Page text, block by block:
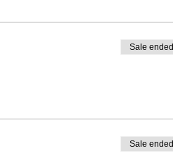
Sale ended
Sale ended